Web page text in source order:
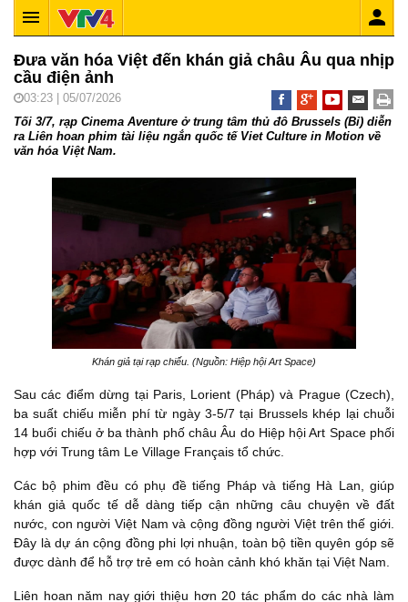
Đưa văn hóa Việt đến khán giả châu Âu qua nhịp
cầu điện ảnh
03:23 | 05/07/2026
Tối 3/7, rạp Cinema Aventure ở trung tâm thủ đô Brussels (Bỉ) diễn
ra Liên hoan phim tài liệu ngắn quốc tế Viet Culture in Motion về
văn hóa Việt Nam.
Khán giả tại rạp chiếu. (Nguồn: Hiệp hội Art Space)
Sau các điểm dừng tại Paris, Lorient (Pháp) và Prague (Czech),
ba suất chiếu miễn phí từ ngày 3-5/7 tại Brussels khép lại chuỗi
14 buổi chiếu ở ba thành phố châu Âu do Hiệp hội Art Space phối
hợp với Trung tâm Le Village Français tổ chức.
Các bộ phim đều có phụ đề tiếng Pháp và tiếng Hà Lan, giúp
khán giả quốc tế dễ dàng tiếp cận những câu chuyện về đất
nước, con người Việt Nam và cộng đồng người Việt trên thế giới.
Đây là dự án cộng đồng phi lợi nhuận, toàn bộ tiền quyên góp sẽ
được dành để hỗ trợ trẻ em có hoàn cảnh khó khăn tại Việt Nam.
Liên hoan năm nay giới thiệu hơn 20 tác phẩm do các nhà làm